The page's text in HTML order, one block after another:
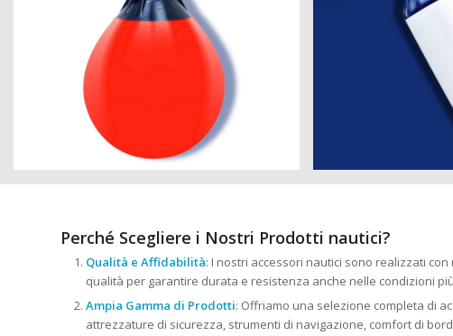
Perché Scegliere i Nostri Prodotti nautici?
Qualità e Affidabilità: I nostri accessori nautici sono realizzati
qualità per garantire durata e resistenza anche nelle condizioni
Ampia Gamma di Prodotti: Offriamo una selezione completa di
attrezzature di sicurezza, strumenti di navigazione, comfort di